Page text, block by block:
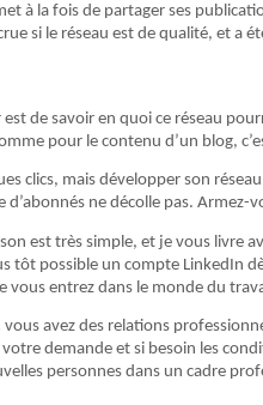
à la fois de partager ses
si le réseau est de qualité, et a
de savoir en quoi ce réseau
pour le contenu d’un blog,
clics, mais développer son
ne décolle pas. Armez-
est très simple, et je vous livre
tôt possible un compte LinkedIn
vous entrez dans le monde du
avez des relations
demande et si besoin les
personnes dans un cadre